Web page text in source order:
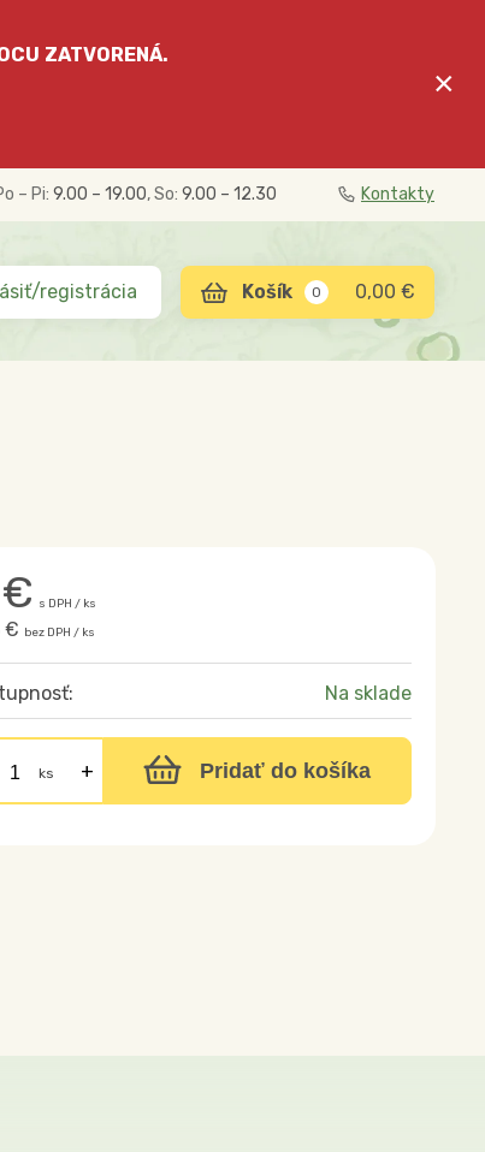
ZATVORENÁ.
×
– Pi: 9.00 – 19.00, So: 9.00 – 12.30 Kontakty
registrácia 0,00 €
0
€ s DPH / ks
€ bez DPH / ks
Na sklade
ks Pridať do košíka